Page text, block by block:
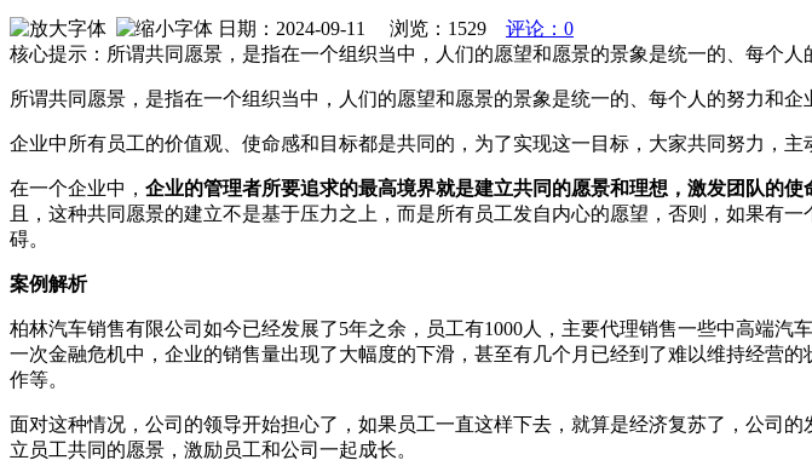
日期：2024-09-11 浏览： 1529
评论：0
核心提示：所谓共同愿景，是指在一个组织当中，人们的愿望和愿景的景象是统一的、每个
所谓共同愿景，是指在一个组织当中，人们的愿望和愿景的景象是统一的、每个人的努力和
企业中所有员工的价值观、使命感和目标都是共同的，为了实现这一目标，大家共同努力，主
在一个企业中， 企业的管理者所要追求的最高境界就是建立共同的愿景和理想，激发团队的使
且，这种共同愿景的建立不是基于压力之上，而是所有员工发自内心的愿望，否则，如果有
碍。
案例解析
柏林汽车销售有限公司如今已经发展了5年之余，员工有1000人，主要代理销售一些中高端
一次金融危机中，企业的销售量出现了大幅度的下滑，甚至有几个月已经到了难以维持经营
作等。
面对这种情况，公司的领导开始担心了，如果员工一直这样下去，就算是经济复苏了，公司
立员工共同的愿景，激励员工和公司一起成长。